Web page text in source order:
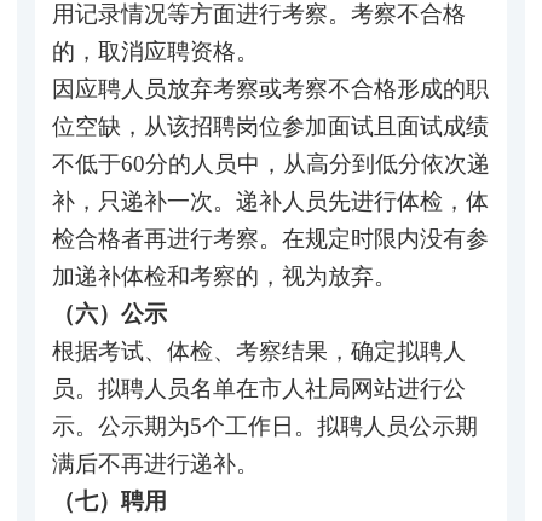
用记录情况等方面进行考察。考察不合格
的，取消应聘资格。
因应聘人员放弃考察或考察不合格形成的职
位空缺，从该招聘岗位参加面试且面试成绩
不低于60分的人员中，从高分到低分依次递
补，只递补一次。递补人员先进行体检，体
检合格者再进行考察。在规定时限内没有参
加递补体检和考察的，视为放弃。
（六）公示
根据考试、体检、考察结果，确定拟聘人
员。拟聘人员名单在市人社局网站进行公
示。公示期为5个工作日。拟聘人员公示期
满后不再进行递补。
（七）聘用